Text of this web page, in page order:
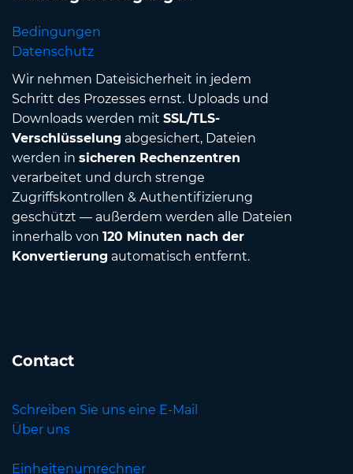
Bedingungen
Datenschutz
Wir nehmen Dateisicherheit in jedem
Schritt des Prozesses ernst. Uploads und
Downloads werden mit SSL/TLS-
Verschlüsselung abgesichert, Dateien
werden in sicheren Rechenzentren
verarbeitet und durch strenge
Zugriffskontrollen & Authentifizierung
geschützt — außerdem werden alle Dateien
innerhalb von 120 Minuten nach der
Konvertierung automatisch entfernt.
Contact
Schreiben Sie uns eine E-Mail
Über uns
Einheitenumrechner